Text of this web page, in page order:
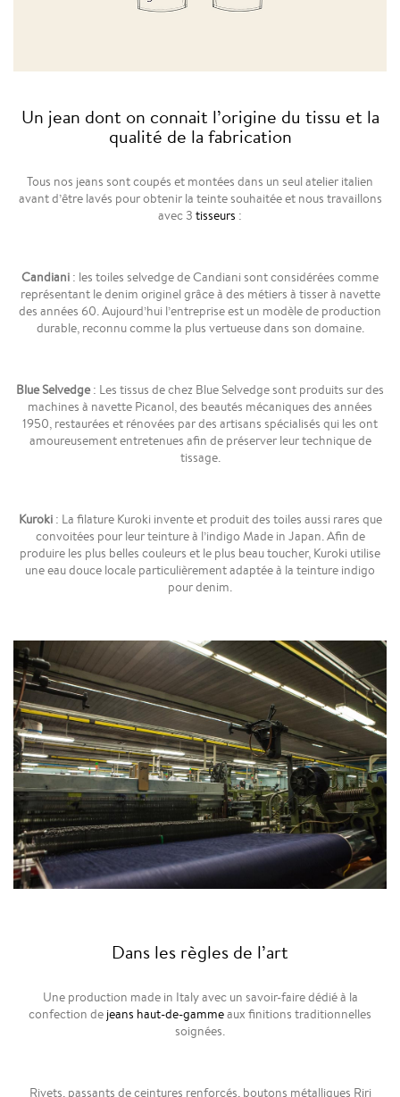
Un jean dont on connait l’origine du tissu et la
qualité de la fabrication
Tous nos jeans sont coupés et montées dans un seul atelier italien
avant d’être lavés pour obtenir la teinte souhaitée et nous travaillons
avec 3 tisseurs :
Candiani : les toiles selvedge de Candiani sont considérées comme
représentant le denim originel grâce à des métiers à tisser à navette
des années 60. Aujourd’hui l’entreprise est un modèle de production
durable, reconnu comme la plus vertueuse dans son domaine.
Blue Selvedge: Les tissus de chez Blue Selvedge sont produits sur des
machines à navette Picanol, des beautés mécaniques des années
1950, restaurées et rénovées par des artisans spécialisés qui les ont
amoureusement entretenues afin de préserver leur technique de
tissage.
Kuroki: La filature Kuroki invente et produit des toiles aussi rares que
convoitées pour leur teinture à l’indigo Made in Japan. Afin de
produire les plus belles couleurs et le plus beau toucher, Kuroki utilise
une eau douce locale particulièrement adaptée à la teinture indigo
pour denim.
Dans les règles de l’art
Une production made in Italy avec un savoir-faire dédié à la
confection de jeans haut-de-gammeaux finitions traditionnelles
soignées.
Rivets, passants de ceintures renforcés, boutons métalliques Riri